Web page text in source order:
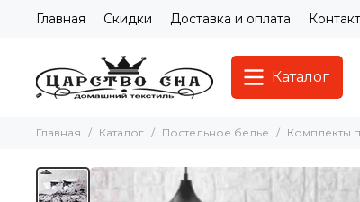
Главная Скидки Доставка и оплата
Каталог
Главная Каталог Постельное белье Комплекты